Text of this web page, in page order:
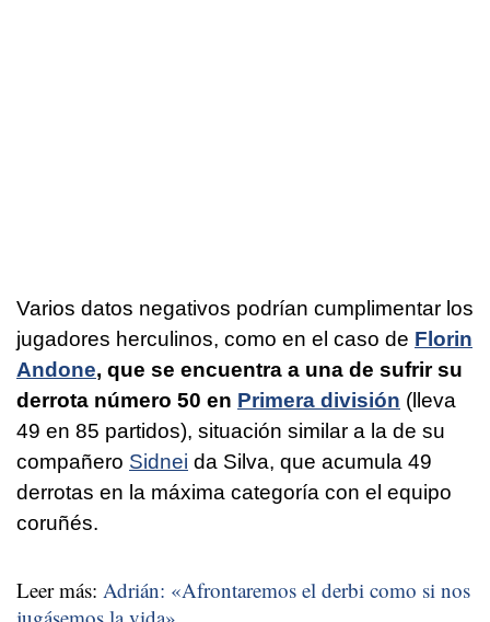
Varios datos negativos podrían cumplimentar los
jugadores herculinos, como en el caso de Florin
Andone, que se encuentra a una de sufrir su
derrota número 50 en Primera división (lleva
49 en 85 partidos), situación similar a la de su
compañero Sidnei da Silva, que acumula 49
derrotas en la máxima categoría con el equipo
coruñés.
Leer más: Adrián: «Afrontaremos el derbi como si nos